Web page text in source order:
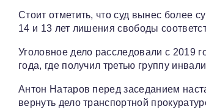
Стоит отметить, что суд вынес более
14 и 13 лет лишения свободы
Уголовное дело расследовали с 2019
года, где получил третью группу
Антон Натаров перед заседанием
вернуть дело транспортной